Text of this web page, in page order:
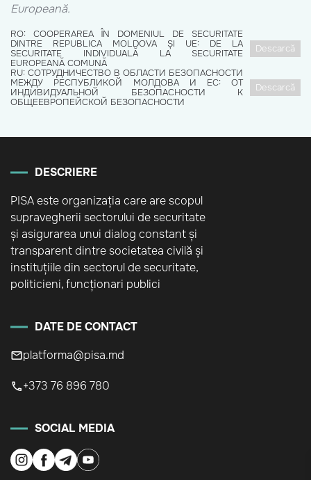
Europeană.
RO: COOPERAREA ÎN DOMENIUL DE SECURITATE
DINTRE REPUBLICA MOLDOVA ȘI UE: DE LA
SECURITATE INDIVIDUALĂ LA SECURITATE
EUROPEANĂ COMUNĂ
Descarcă
RU: СОТРУДНИЧЕСТВО В ОБЛАСТИ БЕЗОПАСНОСТИ
МЕЖДУ РЕСПУБЛИКОЙ МОЛДОВА И ЕС: ОТ
ИНДИВИДУАЛЬНОЙ БЕЗОПАСНОСТИ К
ОБЩЕЕВРОПЕЙСКОЙ БЕЗОПАСНОСТИ
Descarcă
DESCRIERE
PISA este organizația care are scopul
supravegherii sectorului de securitate
și asigurarea unui dialog constant și
transparent dintre societatea civilă și
instituțiile din sectorul de securitate,
politicieni, funcționari publici
DATE DE CONTACT
platforma@pisa.md
+373 76 896 780
SOCIAL MEDIA